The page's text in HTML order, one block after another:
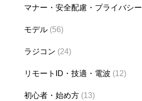
マナー・安全配慮・プライバシー
モデル (56)
ラジコン (24)
リモートID・技適・電波 (12)
初心者・始め方 (13)